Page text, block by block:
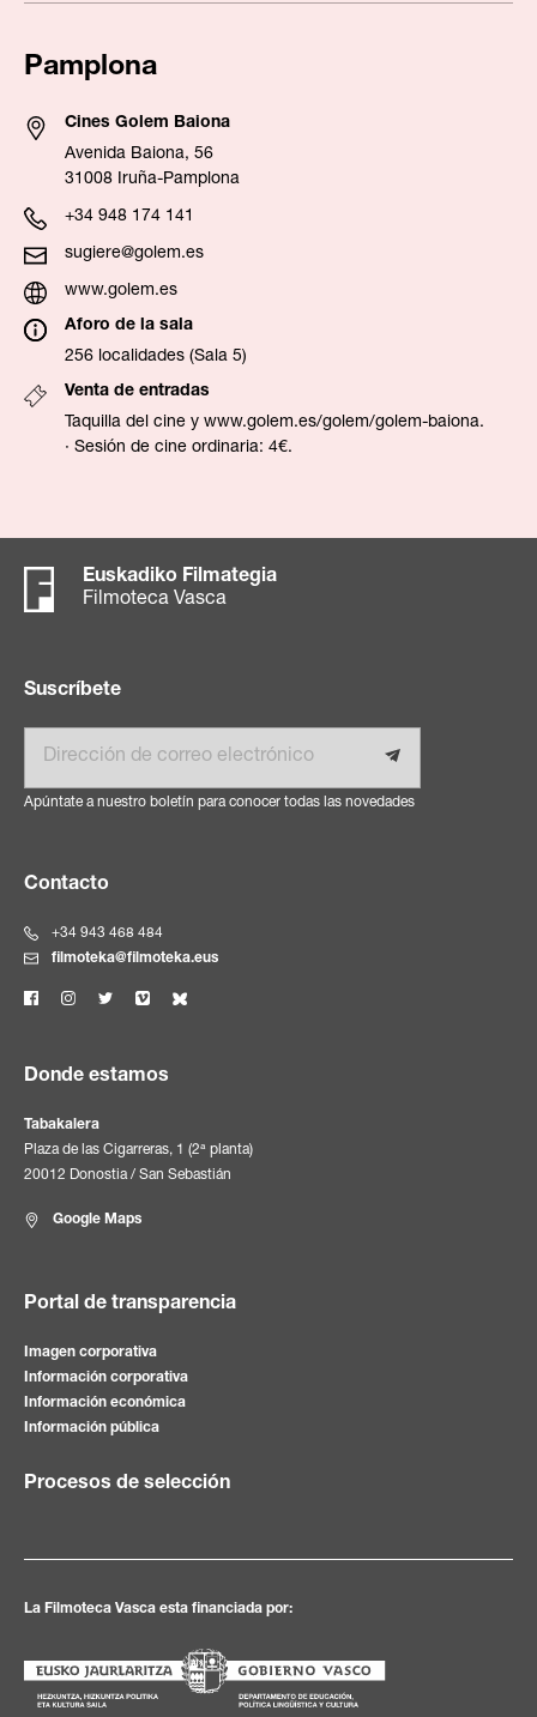
Pamplona
Cines Golem Baiona
Avenida Baiona, 56
31008 Iruña-Pamplona
+34 948 174 141
sugiere@golem.es
www.golem.es
Aforo de la sala
256 localidades (Sala 5)
Venta de entradas
Taquilla del cine y www.golem.es/golem/golem-baiona.
· Sesión de cine ordinaria: 4€.
Euskadiko Filmategia
Filmoteca Vasca
Suscríbete
Apúntate a nuestro boletín para conocer todas las novedades
Contacto
+34 943 468 484
filmoteka@filmoteka.eus
Donde estamos
Tabakalera
Plaza de las Cigarreras, 1 (2ª planta)
20012 Donostia / San Sebastián
Google Maps
Portal de transparencia
Imagen corporativa
Información corporativa
Información económica
Información pública
Procesos de selección
La Filmoteca Vasca esta financiada por: